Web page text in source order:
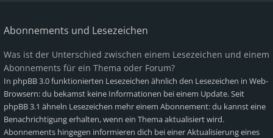
Abonnements und Lesezeichen
Was ist der Unterschied zwischen einem Lesezeichen und einem
Abonnements für ein Thema oder Forum?
In phpBB 3.0 funktionierten Lesezeichen ähnlich den Lesezeichen in Web-
Browsern: du bekamst keine Informationen bei einem Update. Seit
phpBB 3.1 ähneln Lesezeichen mehr einem Abonnement: du kannst eine
Benachrichtigung erhalten, wenn ein Thema aktualisiert wird.
Abonnements hingegen informieren dich bei einer Aktualisierung eines